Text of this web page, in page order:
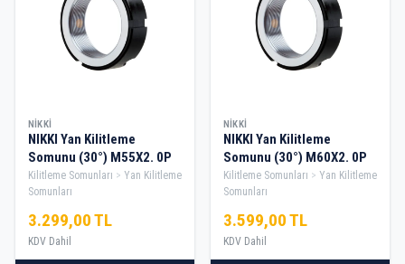
NIKKI
NIKKI Yan Kilitleme
Somunu (30°) M55X2. 0P
Kilitleme Somunları
Yan Kilitleme
Somunları
3.299,00 TL
KDV Dahil
NIKKI
NIKKI Yan Kilitleme
Somunu (30°) M60X2. 0P
Kilitleme Somunları
Yan Kilitleme
Somunları
3.599,00 TL
KDV Dahil